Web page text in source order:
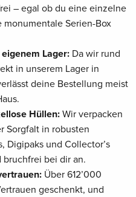
– egal ob du eine einzelne
Serien-Box
Lager: Da wir rund
in unserem Lager in
deine Bestellung meist
Hüllen:Wir verpacken
Sorgfalt in robusten
Digipaks und Collector’s
bruchfrei bei dir an.
Über 612’000
geschenkt, und